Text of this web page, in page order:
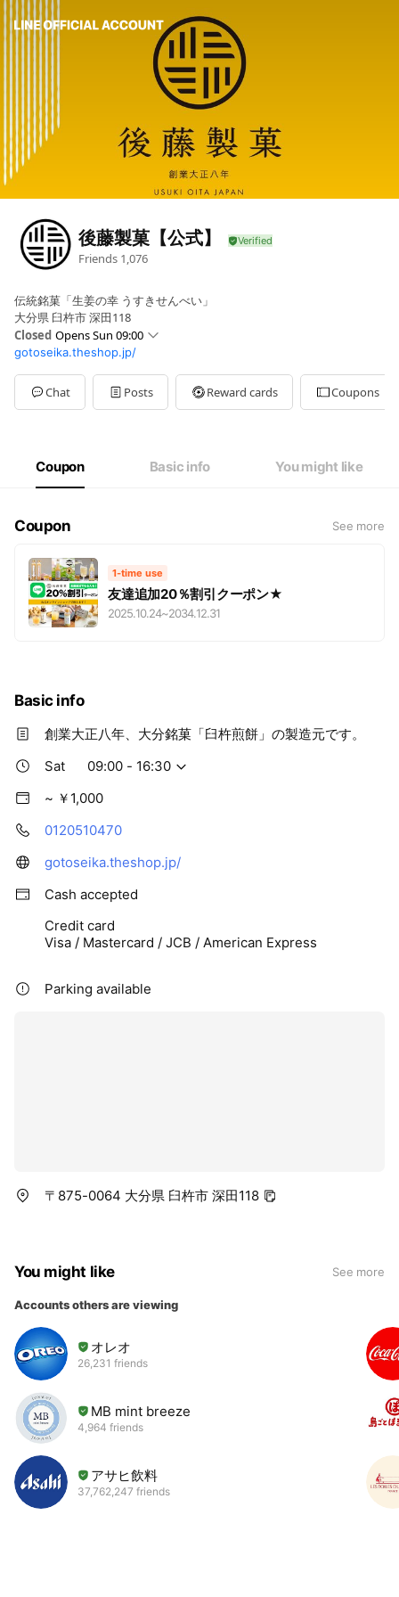
後藤製菓【公式】
Friends 1,076
伝統銘菓「生姜の幸 うすきせんべい」
大分県 臼杵市 深田118
Closed Opens Sun 09:00
Sun09:00 - 16:30
Mon09:00 - 16:30
Tue09:00 - 16:30
Wed09:00 - 16:30
gotoseika.theshop.jp/
Chat Posts Reward cards Coupons
Coupon Basic info You might like
Coupon See more
1-time use
友達追加20％割引クーポン★
2025.10.24~2034.12.31
Basic info
創業大正八年、大分銘菓「臼杵煎餅」の製造元です。
Sat
09:00 - 16:30
~ ￥1,000
0120510470
gotoseika.theshop.jp/
Cash accepted
Credit card
Visa / Mastercard / JCB / American Express
Parking available
〒875-0064 大分県 臼杵市 深田118
You might like See more
Accounts others are viewing
オレオ
26,231 friends
MB mint breeze
4,964 friends
アサヒ飲料
37,762,247 friends